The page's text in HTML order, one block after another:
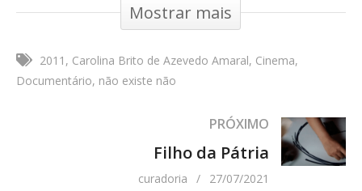
Cinema
Roteirista:Carolina Brito de Azevedo Amaral
Carolina Brito de Azevedo Amaral
Ficha Técnica Completa:
Mostrar mais
2011 Carolina Brito de Azevedo Amaral Cinema
Documentário não existe não
PRÓXIMO
Filho da Pátria
curadoria 27/07/2021